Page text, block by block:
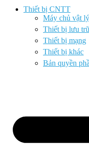
Thiết bị CNTT
Máy chủ vật lý
Thiết bị lưu
Thiết bị mạng
Thiết bị khác
Bản quyền